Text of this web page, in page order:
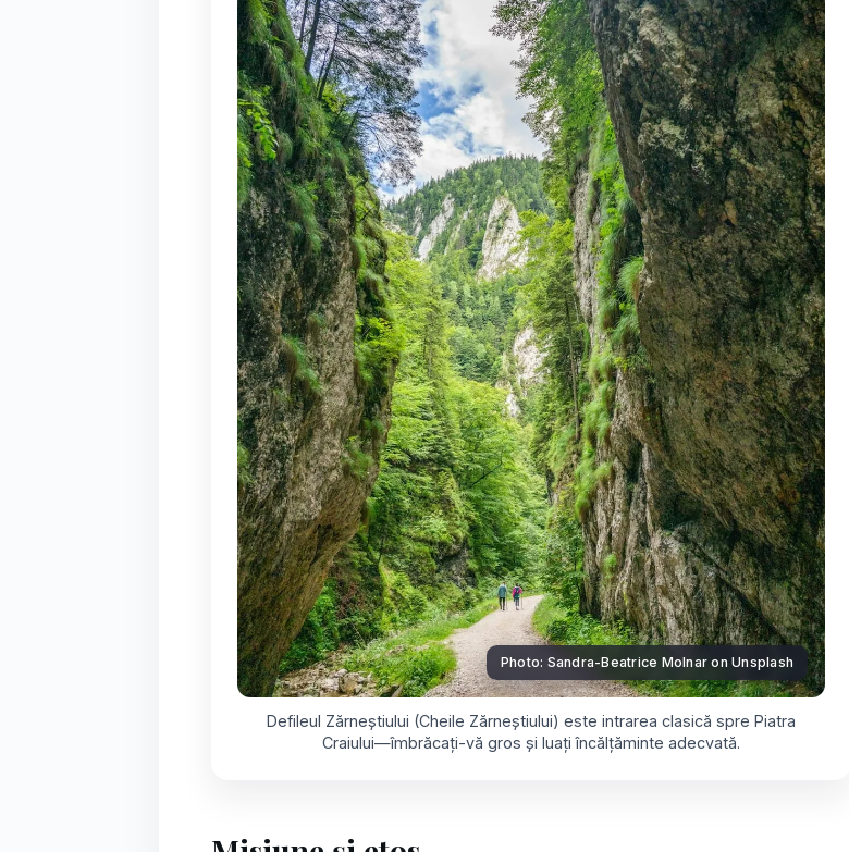
Photo: Sandra‑Beatrice Molnar on Unsplash
Defileul Zărneștiului (Cheile Zărneștiului) este intrarea clasică spre Piatra
Craiului—îmbrăcați-vă gros și luați încălțăminte adecvată.